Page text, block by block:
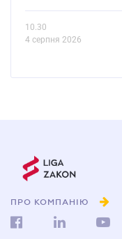
10.30
4 серпня 2026
ПРО КОМПАНІЮ